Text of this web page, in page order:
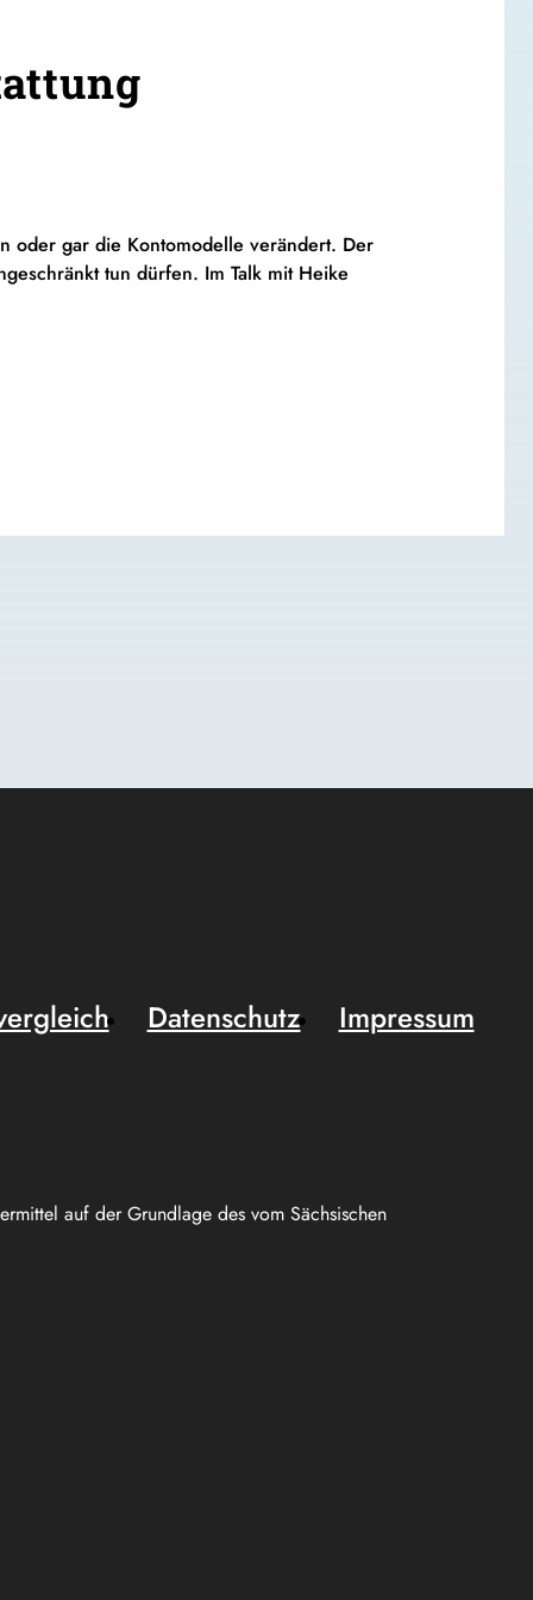
oder gar die Kontomodelle verändert. Der
tun dürfen. Im Talk mit Heike
auf der Grundlage des vom Sächsischen
Datenschutz
Impressum